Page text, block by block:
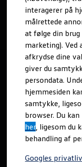
interagerer på
målrettede
at følge din
marketing). Ved
afkrydse dine
giver du
persondata.
hjemmesiden
samtykke,
browser. Du
her, ligesom du
behandling af
Googles
Elbiler
ID.
ID.
ID.3
ID.4
ID.5
ID.7
ID.7
ID.
Konceptbiler
ID.
ID.
Varebiler på
ID.
Opladning